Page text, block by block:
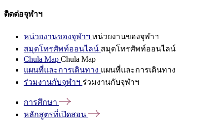
ติดต่อจุฬาฯ
หน่วยงานของจุฬาฯ หน่วยงานของจุฬาฯ
สมุดโทรศัพท์ออนไลน์ สมุดโทรศัพท์ออนไลน์
Chula Map Chula Map
แผนที่และการเดินทาง แผนที่และการเดินทาง
ร่วมงานกับจุฬาฯ ร่วมงานกับจุฬาฯ
การศึกษา
หลักสูตรที่เปิดสอน